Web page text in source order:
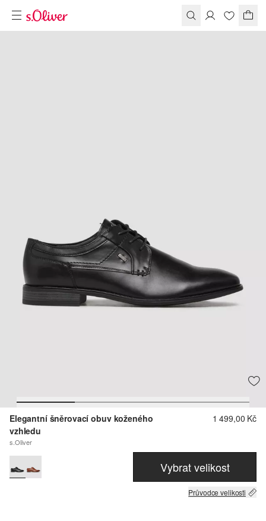
Elegantní šněrovací obuv koženého
vzhledu
s.Oliver
1 499,00 Kč
Vybrat velikost
Průvodce velikosti